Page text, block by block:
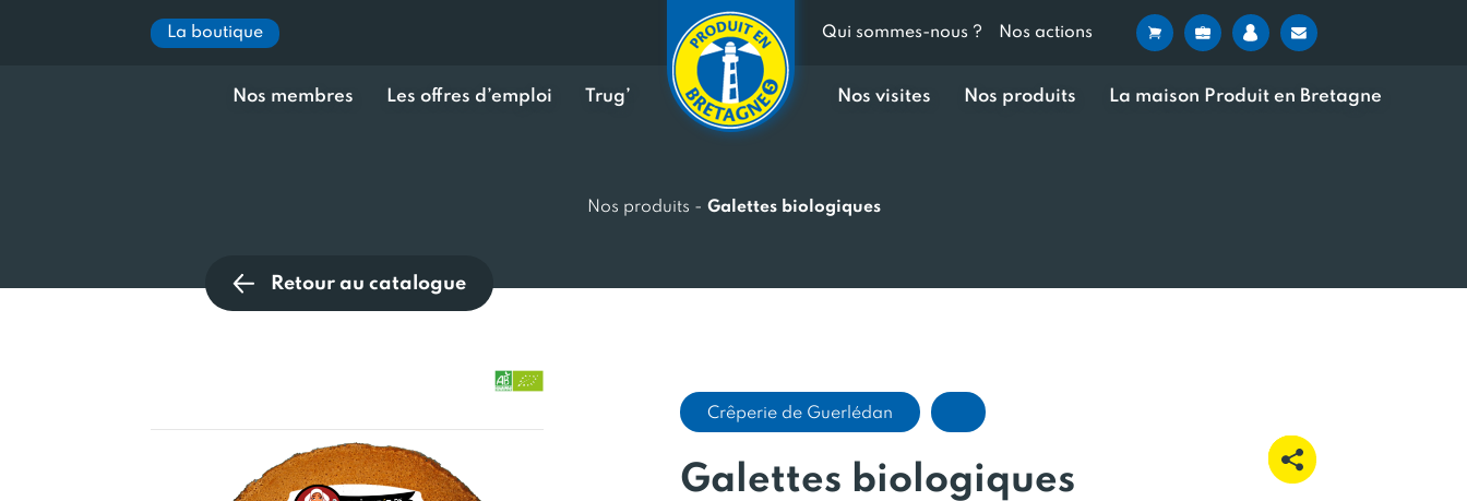
La boutique Qui sommes-nous ? Nos actions
Nos membres Les offres d’emploi Trug’ Nos visites Nos produits La maison Produit en Bretagne
Nos produits - Galettes biologiques
Retour au catalogue
Crêperie de Guerlédan
Galettes biologiques